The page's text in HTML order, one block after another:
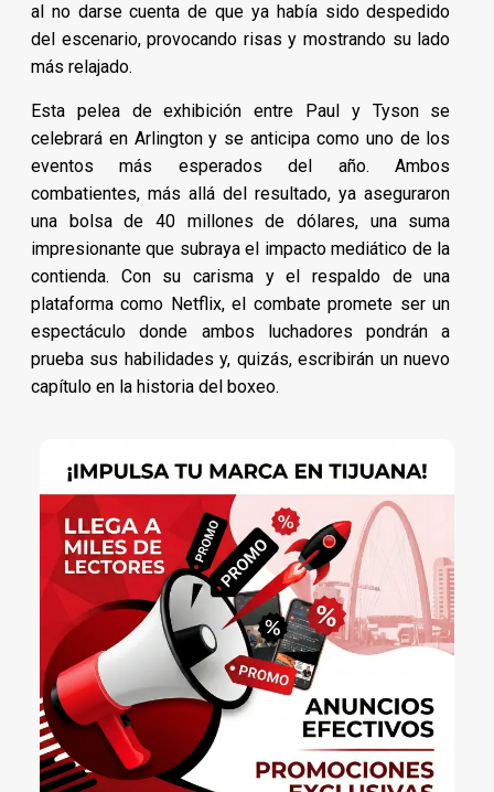
al no darse cuenta de que ya había sido despedido
del escenario, provocando risas y mostrando su lado
más relajado.
Esta pelea de exhibición entre Paul y Tyson se
celebrará en Arlington y se anticipa como uno de los
eventos más esperados del año. Ambos
combatientes, más allá del resultado, ya aseguraron
una bolsa de 40 millones de dólares, una suma
impresionante que subraya el impacto mediático de la
contienda. Con su carisma y el respaldo de una
plataforma como Netflix, el combate promete ser un
espectáculo donde ambos luchadores pondrán a
prueba sus habilidades y, quizás, escribirán un nuevo
capítulo en la historia del boxeo.